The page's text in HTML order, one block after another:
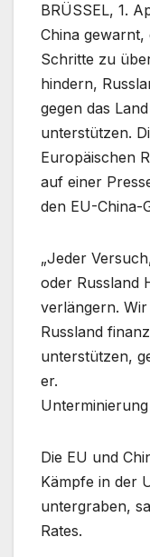
BRÜSSEL, 1.
China gewarnt,
Schritte zu
hindern,
gegen das
unterstützen.
Europäischen
auf einer
den EU-China-
„Jeder
oder Russland
verlängern.
Russland
unterstützen,
er.
Die EU und
Kämpfe in der
untergraben,
Rates.